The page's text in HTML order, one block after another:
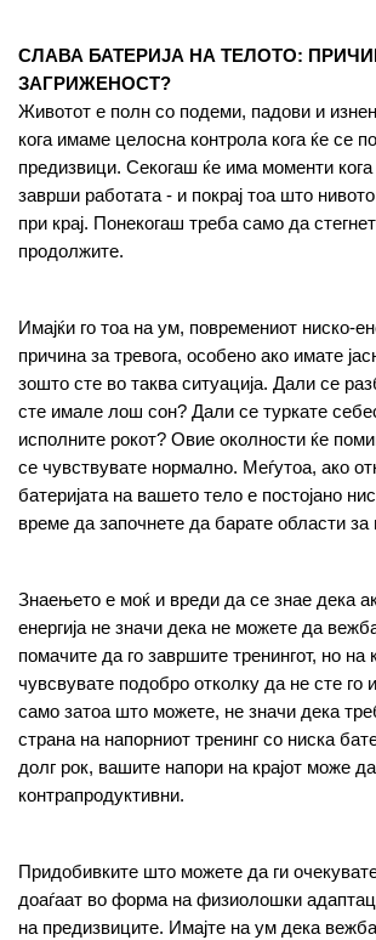
СЛАВА БАТЕРИЈА НА ТЕЛОТО:
ЗАГРИЖЕНОСТ?
Животот е полн со подеми, падови и
кога имаме целосна контрола кога ќе се
предизвици. Секогаш ќе има моменти
заврши работата - и покрај тоа што нивото
при крај. Понекогаш треба само да
продолжите.
Имајќи го тоа на ум, повремениот ниско-
причина за тревога, особено ако имате
зошто сте во таква ситуација. Дали се
сте имале лош сон? Дали се туркате
исполните рокот? Овие околности ќе
се чувствувате нормално. Меѓутоа, ако
батеријата на вашето тело е постојано
време да започнете да барате области
Знаењето е моќ и вреди да се знае дека
енергија не значи дека не можете да
помачите да го завршите тренингот, но на
чувсвувате подобро отколку да не сте го
само затоа што можете, не значи дека
страна на напорниот тренинг со ниска
долг рок, вашите напори на крајот може
контрапродуктивни.
Придобивките што можете да ги
доаѓаат во форма на физиолошки
на предизвиците. Имајте на ум дека